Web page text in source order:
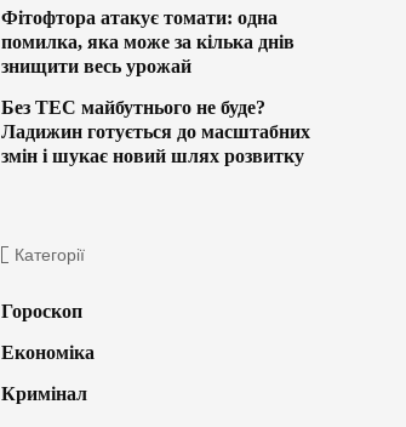
Фітофтора атакує томати: одна
помилка, яка може за кілька днів
знищити весь урожай
Без ТЕС майбутнього не буде?
Ладижин готується до масштабних
змін і шукає новий шлях розвитку
Категорії
Гороскоп
Економіка
Кримінал